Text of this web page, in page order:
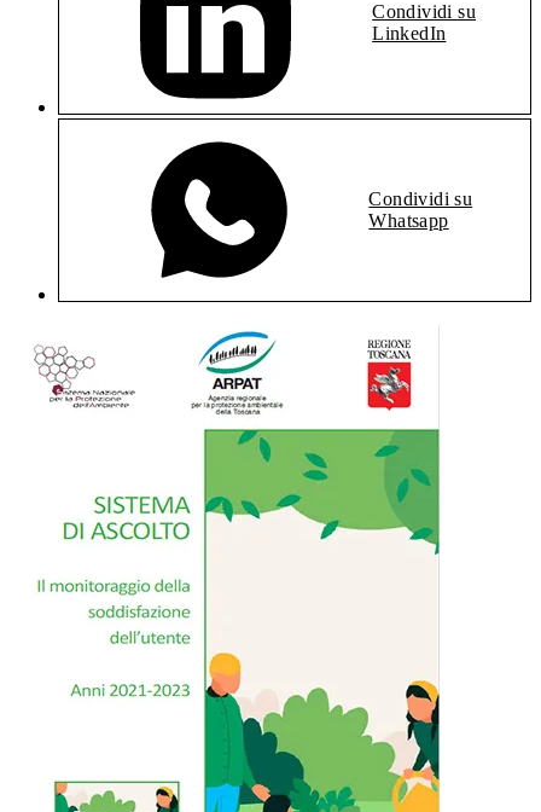
Condividi su
LinkedIn
Condividi su
Whatsapp